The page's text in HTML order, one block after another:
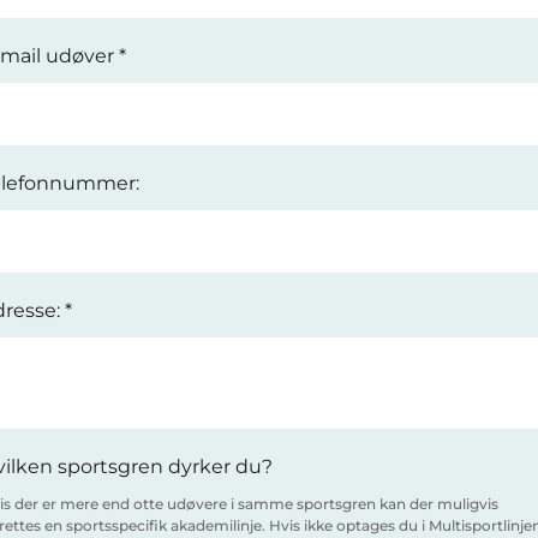
udøver *
*
sportsgren dyrker du?
der er mere end otte udøvere i samme sportsgren kan der muligvis
en sportsspecifik akademilinje. Hvis ikke optages du i